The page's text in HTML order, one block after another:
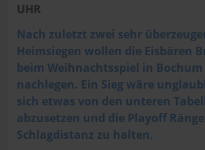
UHR
Nach zuletzt zwei sehr
Heimsiegen wollen die Eisbären
beim Weihnachtsspiel in
nachlegen. Ein Sieg wäre
sich etwas von den unteren
abzusetzen und die Playoff
Schlagdistanz zu halten.